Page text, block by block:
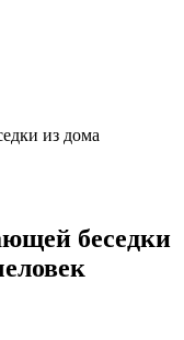
гроза, ливень и
филиала ЦСКА
физкультурника
новая
из дома
беседки